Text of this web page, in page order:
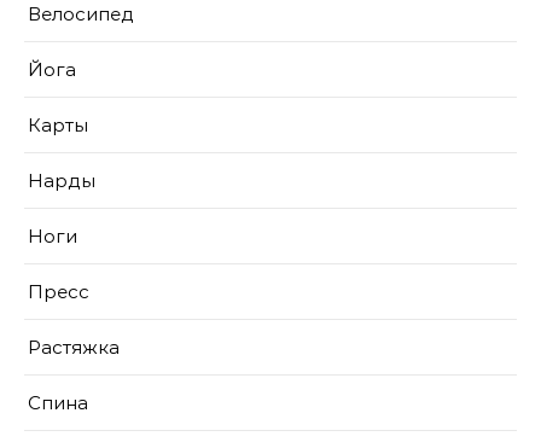
Велосипед
Йога
Карты
Нарды
Ноги
Пресс
Растяжка
Спина